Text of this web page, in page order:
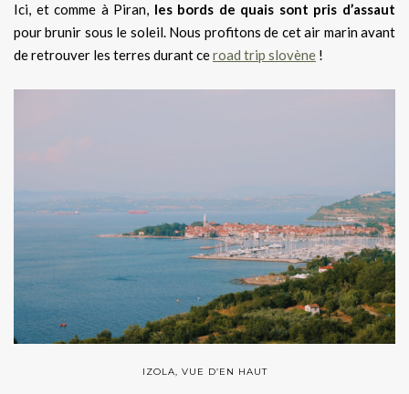
Ici, et comme à Piran, les bords de quais sont pris d’assaut
pour brunir sous le soleil. Nous profitons de cet air marin avant
de retrouver les terres durant ceroad trip slovène !
IZOLA, VUE D’EN HAUT